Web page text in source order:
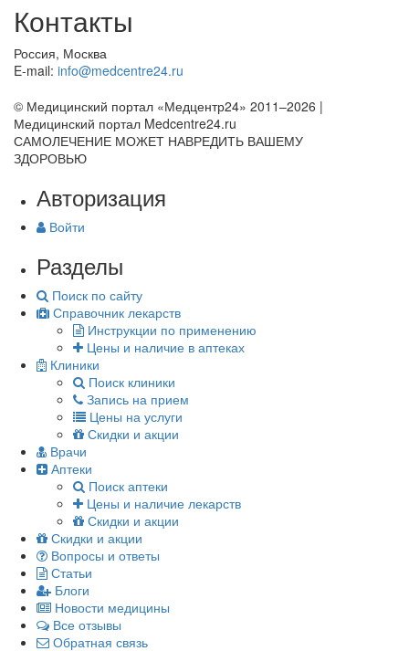
Контакты
Россия, Москва
E-mail: info@medcentre24.ru
© Медицинский портал «Медцентр24» 2011–2026 |
Медицинский портал Medcentre24.ru
САМОЛЕЧЕНИЕ МОЖЕТ НАВРЕДИТЬ ВАШЕМУ
ЗДОРОВЬЮ
Авторизация
Войти
Разделы
Поиск по сайту
Справочник лекарств
Инструкции по применению
Цены и наличие в аптеках
Клиники
Поиск клиники
Запись на прием
Цены на услуги
Скидки и акции
Врачи
Аптеки
Поиск аптеки
Цены и наличие лекарств
Скидки и акции
Скидки и акции
Вопросы и ответы
Статьи
Блоги
Новости медицины
Все отзывы
Обратная связь